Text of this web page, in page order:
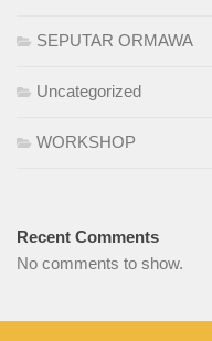
SEPUTAR ORMAWA
Uncategorized
WORKSHOP
Recent Comments
No comments to show.